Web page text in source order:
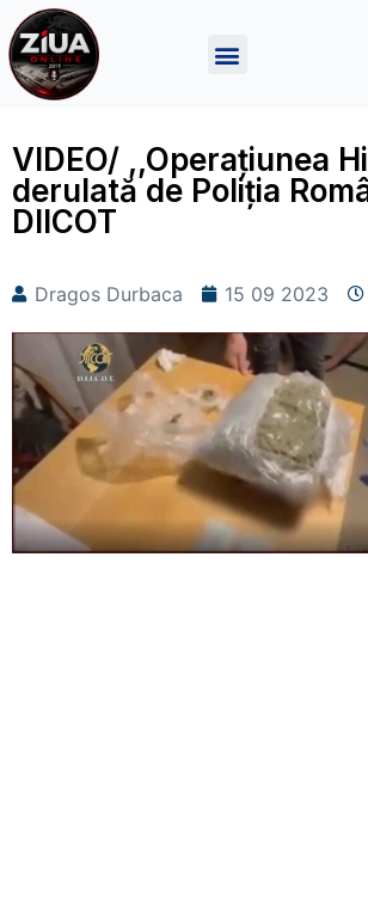
VIDEO/ ,,Operațiunea
derulată de Poliția
DIICOT
Dragos Durbaca 15 09 2023